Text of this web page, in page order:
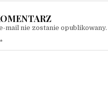
mail nie zostanie opublikowany.
*